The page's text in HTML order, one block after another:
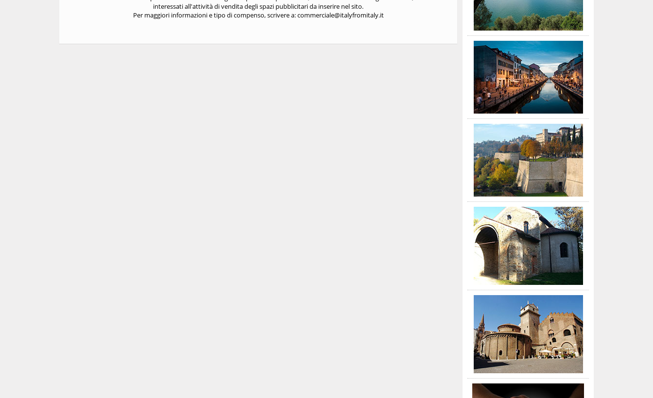
interessati all'attività di vendita degli spazi pubblicitari da inserire nel sito.
Per maggiori informazioni e tipo di compenso, scrivere a: commerciale@italyfromitaly.it